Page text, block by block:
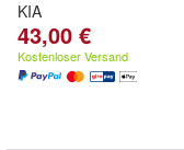
KIA
43,00 €
Kostenloser Versand